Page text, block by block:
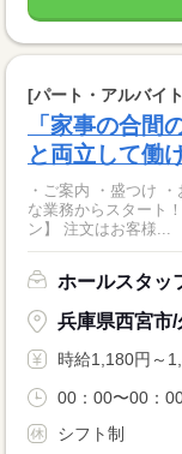
[パート・アルバイ
「家事の合間
と両立して働
・ご案内 ・盛つけ
な業務からスタート！ 【セルフオーダー導入なので接客がカンタ
ン】 注文はお客様...
ホールスタッ
兵庫県西宮市/
時給1,180円～
00：00〜00：
シフト制